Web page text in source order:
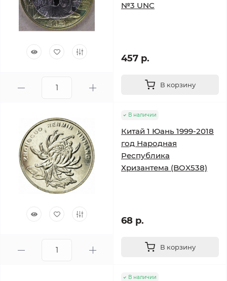
№3 UNC
457 р.
В корзину
В наличии
Китай 1 Юань 1999-2018
год Народная
Республика
Хризантема (BOX538)
68 р.
В корзину
В наличии